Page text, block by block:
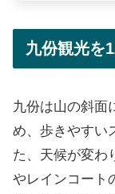
九份観光を
九份は山の斜面
め、歩きやすい
た、天候が変わ
やレインコート